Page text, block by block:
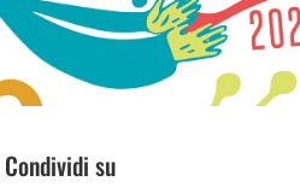
Condividi su